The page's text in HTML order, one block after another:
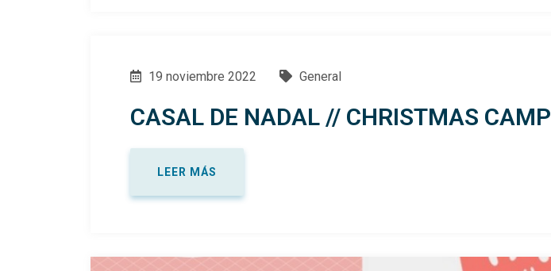
19 noviembre 2022 General
CASAL DE NADAL // CHRISTMAS CAMP
LEER MÁS